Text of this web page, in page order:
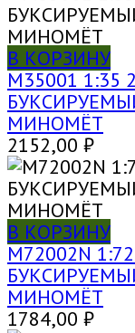
В КОРЗИНУ
M35001 1:35
МИНОМЁТ
2152,00 ₽
В КОРЗИНУ
M72002N
МИНОМЁТ
1784,00 ₽